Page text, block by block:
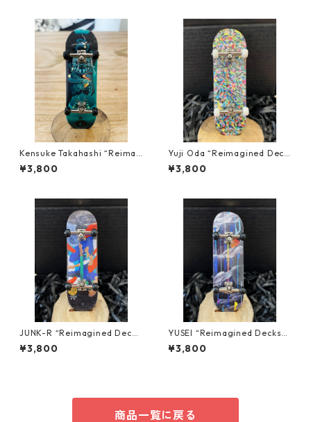
Kensuke Takahashi “Reimag
ined Decks” Finger board R
EPLICA
¥3,800
Yuji Oda “Reimagined Deck
s” Finger board REPLICA
¥3,800
JUNK-R “Reimagined Deck
s” Finger board REPLICA
¥3,800
YUSEI “Reimagined Decks”
Finger board REPLICA
¥3,800
商品一覧に戻る